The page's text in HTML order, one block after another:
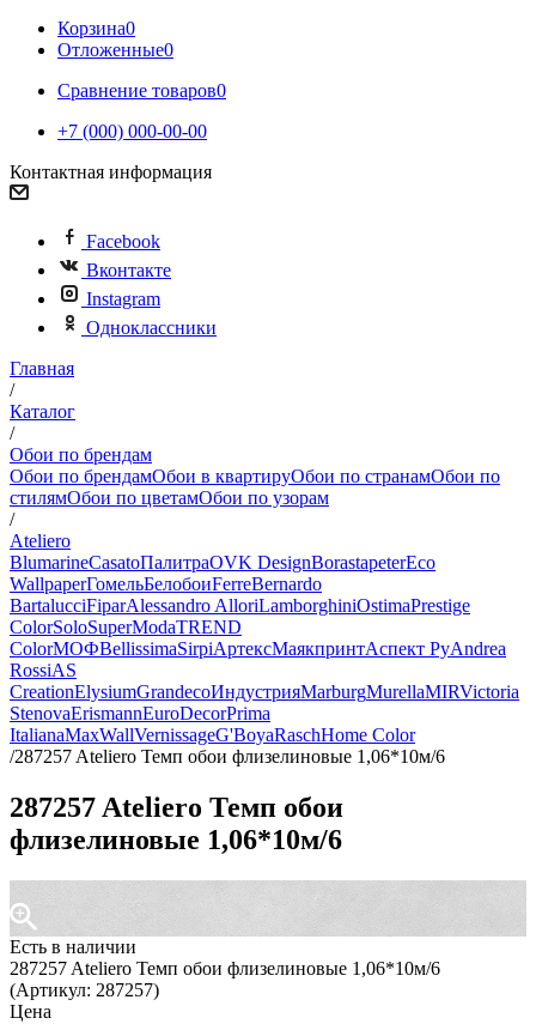
Корзина0
Отложенные0
Сравнение товаров0
+7 (000) 000-00-00
Контактная информация
Facebook
Вконтакте
Instagram
Одноклассники
Главная
/
Каталог
/
Обои по брендам
Обои по брендамОбои в квартируОбои по странамОбои по
стилямОбои по цветамОбои по узорам
/
Ateliero
BlumarineCasatoПалитраOVK DesignBorastapeterEco
WallpaperГомельБелобоиFerreBernardo
BartalucciFiparAlessandro AlloriLamborghiniOstimaPrestige
ColorSoloSuperModaTREND
ColorМОФBellissimaSirpiАртексМаякпринтАспект РуAndrea
RossiAS
CreationElysiumGrandecoИндустрияMarburgMurellaMIRVictoria
StenovaErismannEuroDecorPrima
ItalianaMaxWallVernissageG'BoyaRaschHome Color
/287257 Ateliero Темп обои флизелиновые 1,06*10м/6
287257 Ateliero Темп обои
флизелиновые 1,06*10м/6
Есть в наличии
287257 Ateliero Темп обои флизелиновые 1,06*10м/6
(Артикул: 287257)
Цена